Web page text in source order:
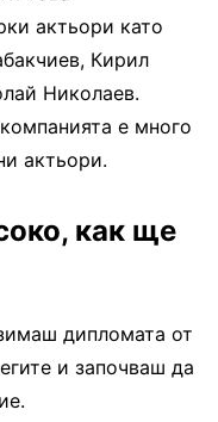
актьори като
Кирил
Николаев.
е много
актьори.
как ще
дипломата от
и започваш да